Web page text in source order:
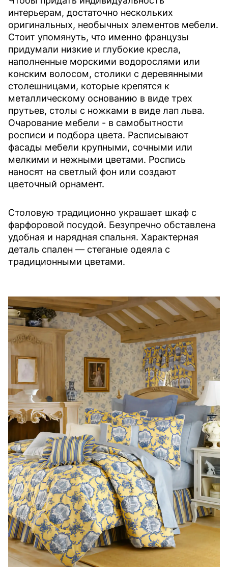
интерьерам, достаточно нескольких
оригинальных, необычных элементов мебели.
Стоит упомянуть, что именно французы
придумали низкие и глубокие кресла,
наполненные морскими водорослями или
конским волосом, столики с деревянными
столешницами, которые крепятся к
металлическому основанию в виде трех
прутьев, столы с ножками в виде лап льва.
Очарование мебели - в самобытности
росписи и подбора цвета. Расписывают
фасады мебели крупными, сочными или
мелкими и нежными цветами. Роспись
наносят на светлый фон или создают
цветочный орнамент.
Столовую традиционно украшает шкаф с
фарфоровой посудой. Безупречно обставлена
удобная и нарядная спальня. Характерная
деталь спален — стеганые одеяла с
традиционными цветами.